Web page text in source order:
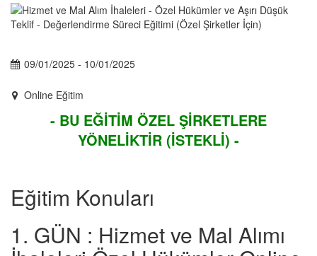
09/01/2025 - 10/01/2025
Online Eğitim
- BU EĞİTİM ÖZEL ŞİRKETLERE
YÖNELİKTİR (İSTEKLİ) -
Eğitim Konuları
1. GÜN : Hizmet ve Mal Alımı